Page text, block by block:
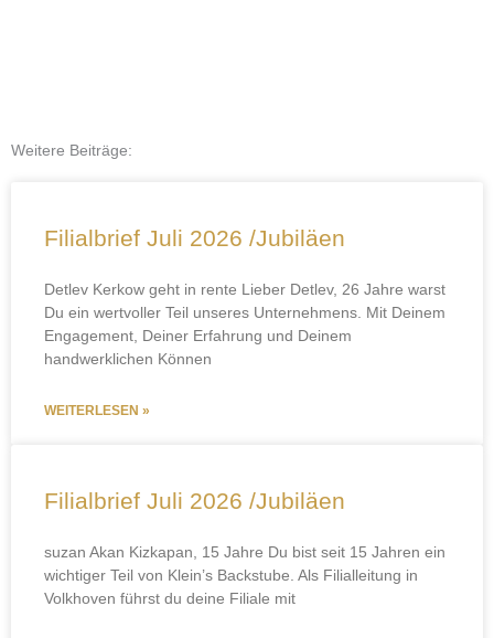
Weitere Beiträge:
Filialbrief Juli 2026 /Jubiläen
Detlev Kerkow geht in rente Lieber Detlev, 26 Jahre warst
Du ein wertvoller Teil unseres Unternehmens. Mit Deinem
Engagement, Deiner Erfahrung und Deinem
handwerklichen Können
WEITERLESEN »
Filialbrief Juli 2026 /Jubiläen
suzan Akan Kizkapan, 15 Jahre Du bist seit 15 Jahren ein
wichtiger Teil von Klein’s Backstube. Als Filialleitung in
Volkhoven führst du deine Filiale mit